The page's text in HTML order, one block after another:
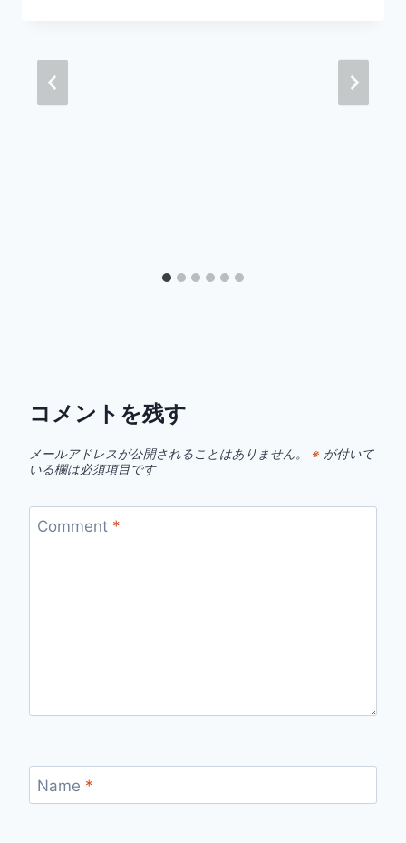
コメントを残す
メールアドレスが公開されることはありません。 ※ が付いて
いる欄は必須項目です
Comment *
Name *